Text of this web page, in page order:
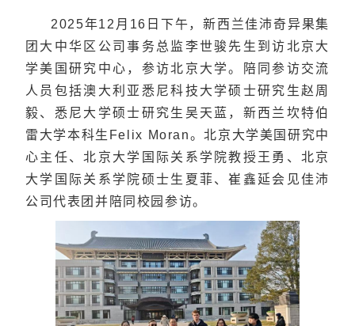
2025年12月16日下午，新西兰佳沛奇异果集
团大中华区公司事务总监李世骏先生到访北京大
学美国研究中心，参访北京大学。陪同参访交流
人员包括澳大利亚悉尼科技大学硕士研究生赵周
毅、悉尼大学硕士研究生吴天蓝，新西兰坎特伯
雷大学本科生Felix Moran。北京大学美国研究中
心主任、北京大学国际关系学院教授王勇、北京
大学国际关系学院硕士生夏菲、崔鑫延会见佳沛
公司代表团并陪同校园参访。